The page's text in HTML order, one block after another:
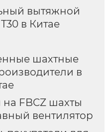
вытяжной
в Китае
шахтные
в
FBCZ шахты
вентилятор